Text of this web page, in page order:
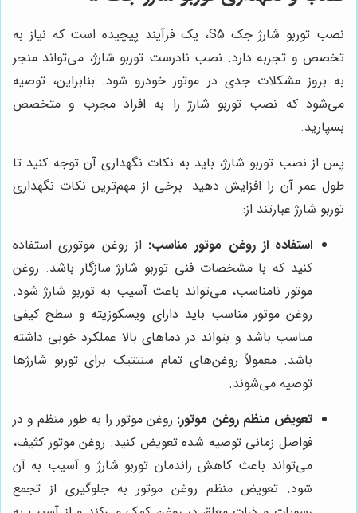
نصب توربو شارژ جک S5، یک فرآیند پیچیده است که نیاز به
تخصص و تجربه دارد. نصب نادرست توربو شارژ، می‌تواند منجر
به بروز مشکلات جدی در موتور خودرو شود. بنابراین، توصیه
می‌شود که نصب توربو شارژ را به افراد مجرب و متخصص
بسپارید.
پس از نصب توربو شارژ، باید به نکات نگهداری آن توجه کنید تا
طول عمر آن را افزایش دهید. برخی از مهم‌ترین نکات نگهداری
توربو شارژ عبارتند از:
استفاده از روغن موتور مناسب: از روغن موتوری استفاده
کنید که با مشخصات فنی توربو شارژ سازگار باشد. روغن
موتور نامناسب، می‌تواند باعث آسیب به توربو شارژ شود.
روغن موتور مناسب باید دارای ویسکوزیته و سطح کیفی
مناسب باشد و بتواند در دماهای بالا عملکرد خوبی داشته
باشد. معمولاً روغن‌های تمام سنتتیک برای توربو شارژها
توصیه می‌شوند.
تعویض منظم روغن موتور: روغن موتور را به طور منظم و در
فواصل زمانی توصیه شده تعویض کنید. روغن موتور کثیف،
می‌تواند باعث کاهش راندمان توربو شارژ و آسیب به آن
شود. تعویض منظم روغن موتور به جلوگیری از تجمع